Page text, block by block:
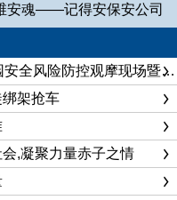
从城管分队队员白欣、张
归队交接，在返回途中经
哭声吸引了他们的注意……
怀抱一名五岁左右的男
小孩头部的衣服已经浸满
假思索，立即开车将他们
孩子平安止血。在确认孩
经了解，是妇女外出期间
安魂——记得安保安公司
山分公司驻佛山维他奶分
“智慧安保，平安校园” 2019年校园安全风险防控观摩现场暨校园安保演练活动
架抢车
,凝聚力量赤子之情